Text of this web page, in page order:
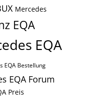
Mercedes
EQA
EQA
EQA Bestellung
EQA Forum
Preis